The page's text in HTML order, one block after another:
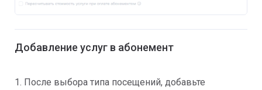
Добавление услуг в абонемент
1. После выбора типа посещений, добавьте